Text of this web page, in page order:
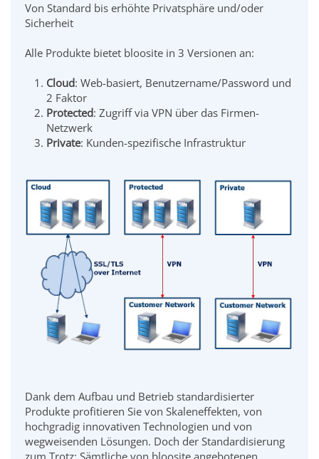
Von Standard bis erhöhte Privatsphäre und/oder
Sicherheit
Alle Produkte bietet bloosite in 3 Versionen an:
Cloud: Web-basiert, Benutzername/Password und
2 Faktor
Protected: Zugriff via VPN über das Firmen-
Netzwerk
Private: Kunden-spezifische Infrastruktur
Dank dem Aufbau und Betrieb standardisierter
Produkte profitieren Sie von Skaleneffekten, von
hochgradig innovativen Technologien und von
wegweisenden Lösungen. Doch der Standardisierung